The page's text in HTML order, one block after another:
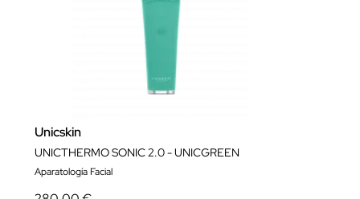
Unicskin
UNICTHERMO SONIC 2.0 - UNICGREEN
Aparatología Facial